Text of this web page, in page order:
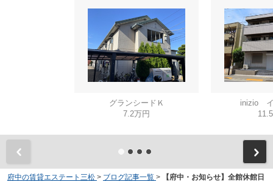
グランシードＫ
7.2万円
inizio
府中の賃貸エステート三松 > ブログ記事一覧 >
【府中・お知らせ】全館休館日